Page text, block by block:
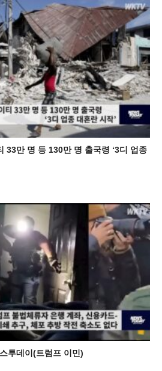
33만 명 등 130만 명 출국령 ‘3디 업종
투데이(트럼프 이민)